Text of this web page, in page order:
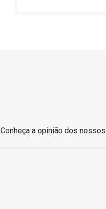
Conheça a opinião dos